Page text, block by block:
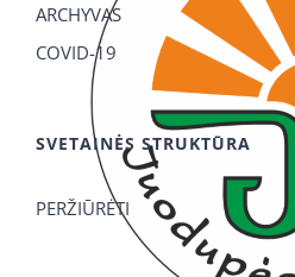
ARCHYVAS
COVID-19
SVETAINĖS STRUKTŪRA
PERŽIŪRĖTI